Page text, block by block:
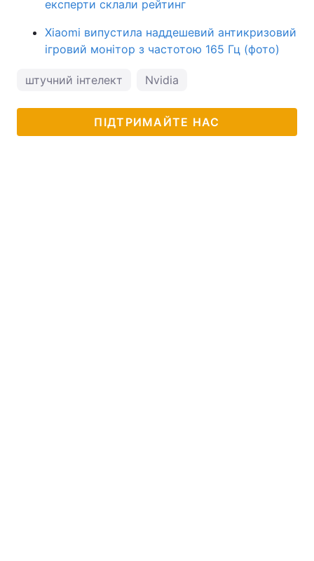
експерти склали рейтинг
Xiaomi випустила наддешевий антикризовий
ігровий монітор з частотою 165 Гц (фото)
штучний інтелект Nvidia
ПІДТРИМАЙТЕ НАС